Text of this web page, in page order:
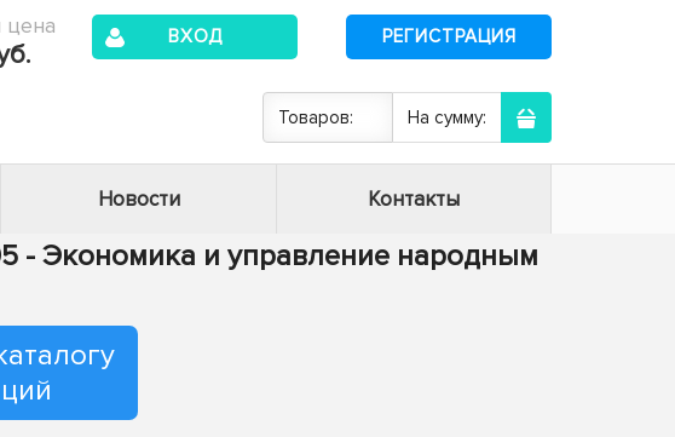
ВХОД РЕГИСТРАЦИЯ
Товаров: На сумму:
Новости Контакты
- Экономика и управление народным